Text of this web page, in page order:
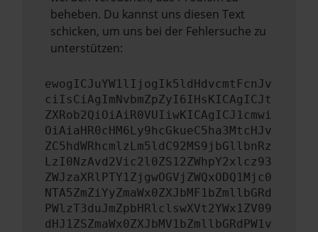
beheben. Du kannst uns diesen Text
schicken, um uns bei der Fehlersuche zu
unterstützen:
ewogICJuYW1lIjogIk5ldHdvcmtFcnJv
ciIsCiAgImNvbmZpZyI6IHsKICAgICJt
ZXRob2QiOiAiR0VUIiwKICAgICJ1cmwi
OiAiaHR0cHM6Ly9hcGkueC5ha3MtcHJv
ZC5hdWRhcmlzLm5ldC92MS9jbGllbnRz
LzI0NzAvd2Vic2l0ZS12ZWhpY2xlcz93
ZWJzaXRlPTY1ZjgwOGVjZWQxODQ1Mjc0
NTA5ZmZiYyZmaWx0ZXJbMF1bZmllbGRd
PWlzT3duJmZpbHRlclswXVt2YWx1ZV09
dHJ1ZSZmaWx0ZXJbMV1bZmllbGRdPW1v